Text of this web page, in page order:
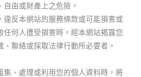
由或財產上之危險。
違反本網站的服務條款或可能損害或
任何人遭受損害時，經本網站揭露您
聯絡或採取法律行動所必要者。
集、處理或利用您的個人資料時，將